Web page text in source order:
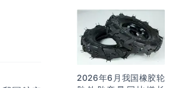
2026年6月我国橡胶轮